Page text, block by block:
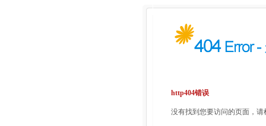
http404错误
没有找到您要访问的页面，